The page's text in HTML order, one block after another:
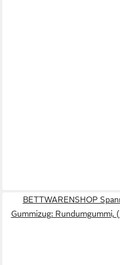
BETTWARENSHOP
Gummizug: Rundumgummi,